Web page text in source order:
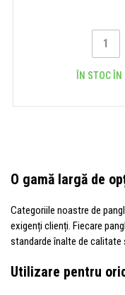
ÎN STOC
O gamă largă de
Categoriile noastre de
exigenți clienți. Fiecare
standarde înalte de calitate
Utilizare pentru